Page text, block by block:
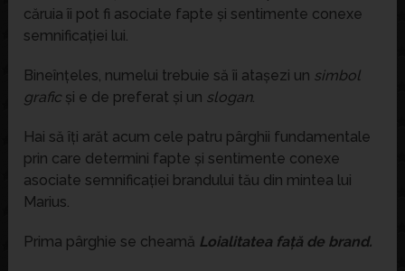
căruia îi pot fi asociate fapte și sentimente conexe
semnificației lui.
Bineînțeles, numelui trebuie să îi atașezi un simbol
grafic și e de preferat și un slogan.
Hai să îți arăt acum cele patru pârghii fundamentale
prin care determini fapte și sentimente conexe
asociate semnificației brandului tău din mintea lui
Marius.
Prima pârghie se cheamă Loialitatea față de brand.